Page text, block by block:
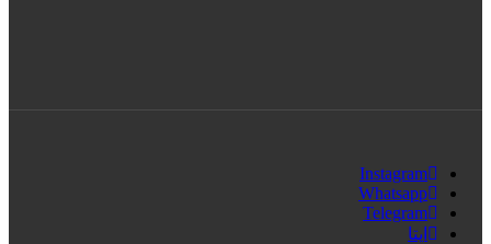
Instagram
Whatsapp
Telegram
ایتا